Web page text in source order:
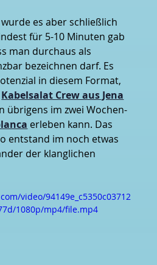
es aber schließlich
für 5-10 Minuten gab
man durchaus als
bezeichnen darf. Es
in diesem Format,
Kabelsalat Crew aus Jena
übrigens im zwei Wochen-
erleben kann. Das
entstand im noch etwas
der klanglichen
video/94149e_c5350c03712
1080p/mp4/file.mp4